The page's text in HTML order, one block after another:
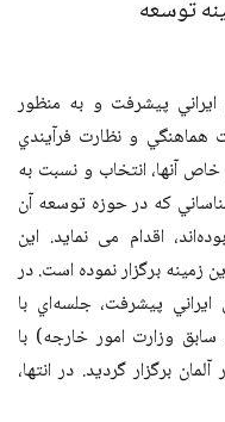
توسعه
پيشرفت و به منظور
هماهنگي و نظارت فرآيندي
آنها، انتخاب و نسبت به
كه در حوزه توسعه آن
اقدام می نماید. این
برگزار نموده است. در
پيشرفت، جلسه‌اي با
وزارت امور خارجه) با
برگزار گرديد. در انتها،